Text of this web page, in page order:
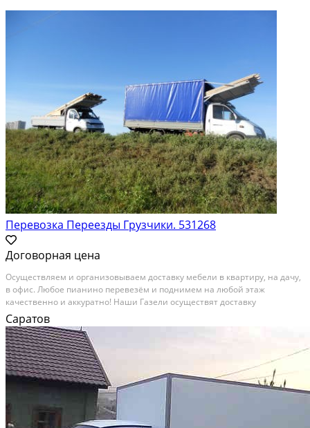
Перевозка Переезды Грузчики. 531268
Договорная цена
Осуществляем и организовываем доставку мебели в квартиру, на дачу,
в офис. Любое пианино перевезём и поднимем на любой этаж
качественно и аккуратно! Наши Газели осуществят доставку
строительных материалов. Вывезем мебель на свалку, ненужные вещи,
мусор в мешках. Работаем-город-область без...
Саратов